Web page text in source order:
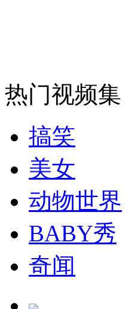
纽约上演“枕头大战”
司机酒驾遇交警 急速倒
热门视频集
搞笑
美女
动物世界
BABY秀
奇闻